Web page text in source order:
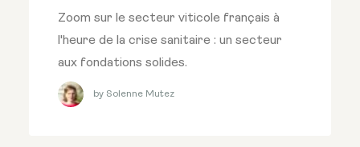
Zoom sur le secteur viticole français à
l'heure de la crise sanitaire : un secteur
aux fondations solides.
by Solenne Mutez